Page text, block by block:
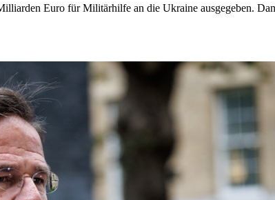
Euro für Militärhilfe an die Ukraine ausgegeben.